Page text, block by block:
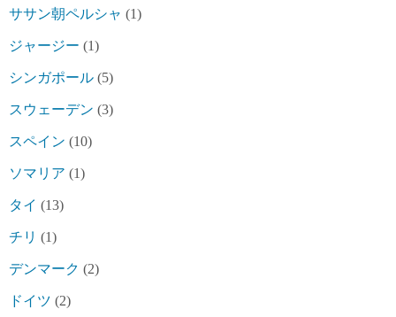
ササン朝ペルシャ (1)
ジャージー (1)
シンガポール (5)
スウェーデン (3)
スペイン (10)
ソマリア (1)
タイ (13)
チリ (1)
デンマーク (2)
ドイツ (2)